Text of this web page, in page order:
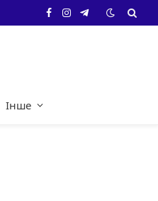
Facebook
Instagram
Telegram
Інше